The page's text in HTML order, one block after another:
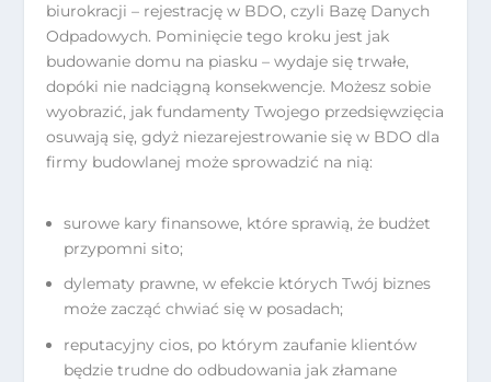
biurokracji – rejestrację w BDO, czyli Bazę Danych
Odpadowych. Pominięcie tego kroku jest jak
budowanie domu na piasku – wydaje się trwałe,
dopóki nie nadciągną konsekwencje. Możesz sobie
wyobrazić, jak fundamenty Twojego przedsięwzięcia
osuwają się, gdyż niezarejestrowanie się w BDO dla
firmy budowlanej może sprowadzić na nią:
surowe kary finansowe, które sprawią, że budżet
przypomni sito;
dylematy prawne, w efekcie których Twój biznes
może zacząć chwiać się w posadach;
reputacyjny cios, po którym zaufanie klientów
będzie trudne do odbudowania jak złamane